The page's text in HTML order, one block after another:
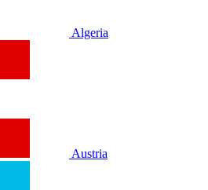
Algeria
Austria